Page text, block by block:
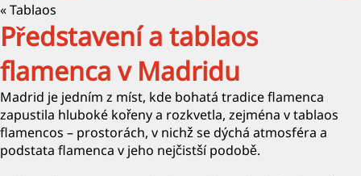
« Tablaos
Představení a tablaos
flamenca v Madridu
Madrid je jedním z míst, kde bohatá tradice flamenca
zapustila hluboké kořeny a rozkvetla, zejména v tablaos
flamencos – prostorách, v nichž se dýchá atmosféra a
podstata flamenca v jeho nejčistší podobě.